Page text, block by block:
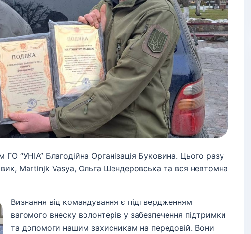
“УНІА” Благодійна Організація Буковина. Цього разу
Martinjk Vasya, Ольга Шендеровська та вся невтомна
Визнання від командування є підтвердженням
вагомого внеску волонтерів у забезпечення підтримки
та допомоги нашим захисникам на передовій. Вони